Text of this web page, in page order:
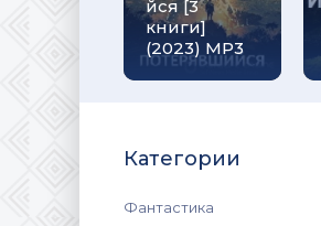
йся [3
книги]
(2023) МР3
Категории
Фантастика